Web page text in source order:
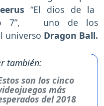
“El dios de la
7”, uno de los
universo Dragon Ball.
también:
son los cinco
más
del 2018